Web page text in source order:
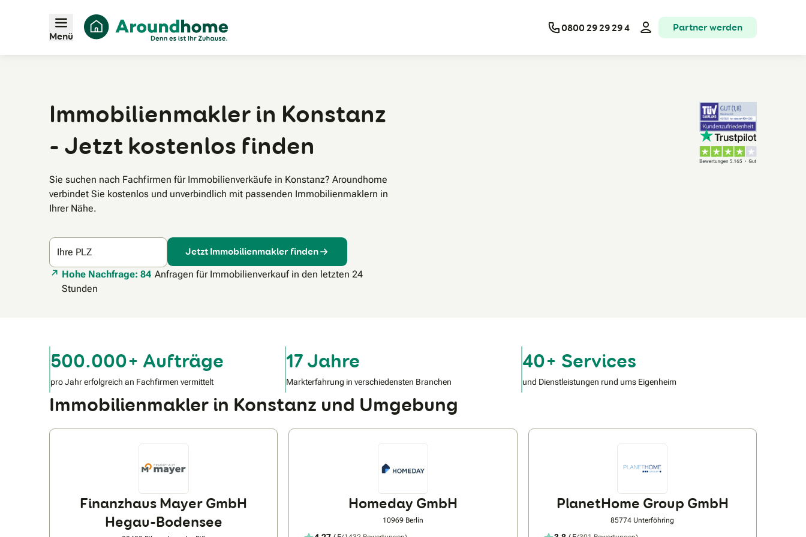
Menü
0800 29 29 29 4 Partner werden
Immobilienmakler in Konstanz
- Jetzt kostenlos finden
Sie suchen nach Fachfirmen für Immobilienverkäufe in Konstanz? Aroundhome
verbindet Sie kostenlos und unverbindlich mit passenden Immobilienmaklern in
Ihrer Nähe.
Ihre PLZ Jetzt Immobilienmakler finden
Hohe Nachfrage: 84 Anfragen für Immobilienverkauf in den letzten 24
Stunden
500.000+ Aufträge
pro Jahr erfolgreich an Fachfirmen vermittelt
17 Jahre
Markterfahrung in verschiedensten Branchen
40+ Services
und Dienstleistungen rund ums Eigenheim
Immobilienmakler in Konstanz und Umgebung
Finanzhaus Mayer GmbH
Hegau-Bodensee
Homeday GmbH
10969 Berlin
PlanetHome Group GmbH
85774 Unterföhring